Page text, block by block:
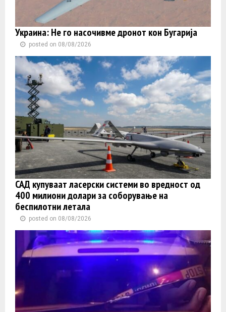
Украина: Не го насочивме дронот кон Бугарија
posted on 08/08/2026
САД купуваат ласерски системи во вредност од
400 милиони долари за соборување на
беспилотни летала
posted on 08/08/2026